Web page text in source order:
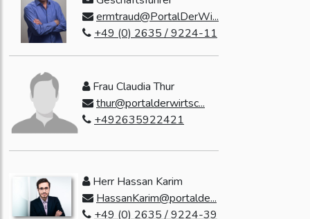
ermtraud@PortalDerWi...
+49 (0) 2635 / 9224-11
Frau Claudia Thur
thur@portalderwirtsc...
+492635922421
Herr Hassan Karim
HassanKarim@portalde...
+49 (0) 2635 / 9224-39